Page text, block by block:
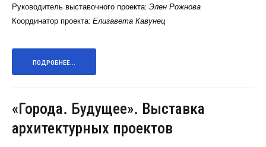
Руководитель выставочного проекта: Элен Рожнова
Координатор проекта: Елизавета Кавунец
ПОДРОБНЕЕ...
«Города. Будущее». Выставка
архитектурных проектов